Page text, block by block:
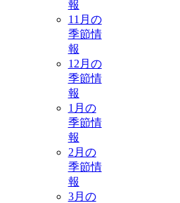
報
11月の
季節情
報
12月の
季節情
報
1月の
季節情
報
2月の
季節情
報
3月の